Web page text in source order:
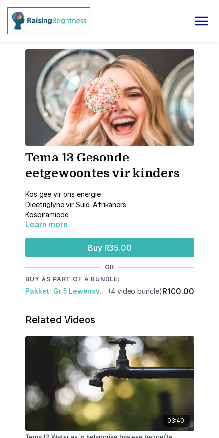
Tema 13 Gesonde
eetgewoontes vir kinders
Kos gee vir ons energie
Dieetriglyne vir Suid-Afrikaners
Kospiramiede
Faktore wat bepaal wat kinders eet
Learn more
Buy R35.00
OR
BUY AS PART OF A BUNDLE:
Pakket: Gr 5 Lewensvaardighede: Kwartaal 3 (4 video bundle)R100.00
Related Videos
03:40